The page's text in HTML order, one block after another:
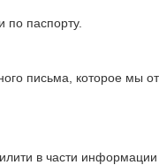
паспорту.
письма, которое мы
в части